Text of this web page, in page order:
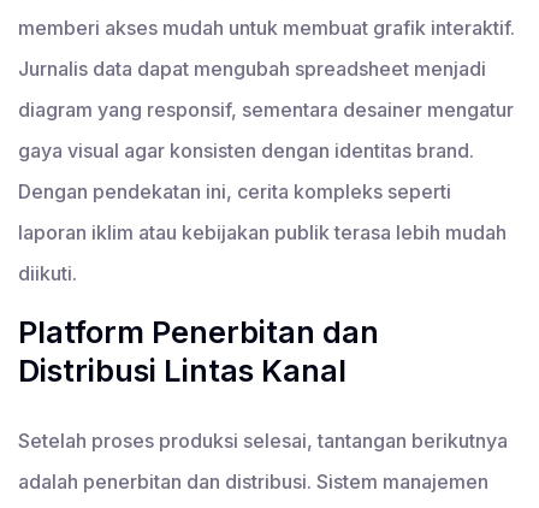
memberi akses mudah untuk membuat grafik interaktif.
Jurnalis data dapat mengubah spreadsheet menjadi
diagram yang responsif, sementara desainer mengatur
gaya visual agar konsisten dengan identitas brand.
Dengan pendekatan ini, cerita kompleks seperti
laporan iklim atau kebijakan publik terasa lebih mudah
diikuti.
Platform Penerbitan dan
Distribusi Lintas Kanal
Setelah proses produksi selesai, tantangan berikutnya
adalah penerbitan dan distribusi. Sistem manajemen